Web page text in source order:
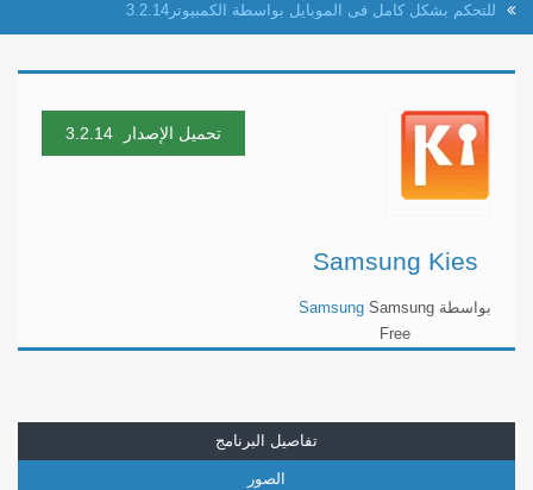
للتحكم بشكل كامل فى الموبايل بواسطة الكمبيوتر3.2.14
Samsung Kies
بواسطة Samsung Samsung
Free
تحميل الإصدار 3.2.14
تفاصيل البرنامج
الصور